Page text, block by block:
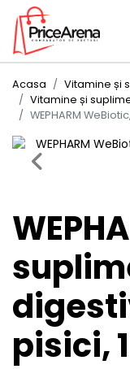
Acasa Vitamine și
Vitamine și
WEPHARM
Previous
pisici,